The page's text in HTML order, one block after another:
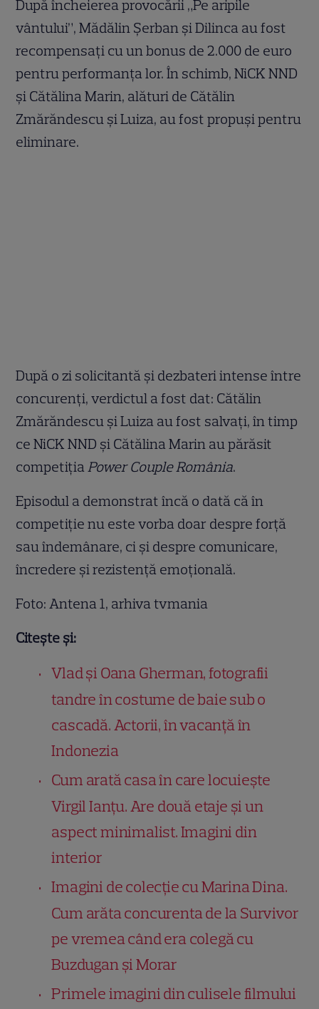
După încheierea provocării „Pe aripile
vântului”, Mădălin Șerban și Dilinca au fost
recompensați cu un bonus de 2.000 de euro
pentru performanța lor. În schimb, NiCK NND
și Cătălina Marin, alături de Cătălin
Zmărăndescu și Luiza, au fost propuși pentru
eliminare.
După o zi solicitantă și dezbateri intense între
concurenți, verdictul a fost dat: Cătălin
Zmărăndescu și Luiza au fost salvați, în timp
ce NiCK NND și Cătălina Marin au părăsit
competiția Power Couple România.
Episodul a demonstrat încă o dată că în
competiție nu este vorba doar despre forță
sau îndemânare, ci și despre comunicare,
încredere și rezistență emoțională.
Foto: Antena 1, arhiva tvmania
Citește și:
Vlad și Oana Gherman, fotografii
tandre în costume de baie sub o
cascadă. Actorii, în vacanță în
Indonezia
Cum arată casa în care locuiește
Virgil Ianțu. Are două etaje și un
aspect minimalist. Imagini din
interior
Imagini de colecție cu Marina Dina.
Cum arăta concurenta de la Survivor
pe vremea când era colegă cu
Buzdugan și Morar
Primele imagini din culisele filmului